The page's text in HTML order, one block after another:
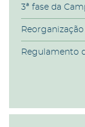
3ª fase da
Regulamento